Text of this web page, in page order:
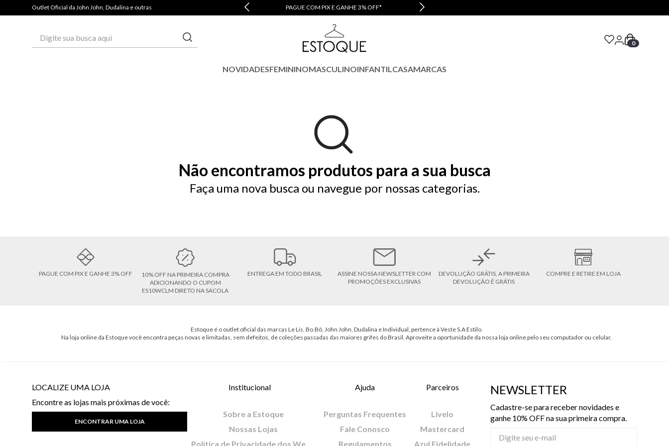
Outlet Oficial da John John, Dudalina e outras PAGUE COM PIX E GANHE 3% OFF*
0
NOVIDADESFEMININOMASCULINOINFANTILCASAMARCAS
Não encontramos produtos para a sua busca
Faça uma nova busca ou navegue por nossas categorias.
PAGUE COM PIX E GANHE 3% OFF
10% OFF NA PRIMEIRA COMPRA
ADICIONANDO O CUPOM
ES10WCLM DIRETO NA SACOLA
ENTREGA EM TODO BRASIL
ASSINE NOSSA NEWSLETTER COM
PROMOÇÕES EXCLUSIVAS
DEVOLUÇÃO GRÁTIS, A PRIMEIRA
DEVOLUÇÃO É GRÁTIS
COMPRE E RETIRE EM LOJA
Estoque é o outlet oficial das marcas Le Lis, Bo.Bô, John John, Dudalina e Individual, pertence à Veste S.A Estilo.
Na loja online da Estoque você encontra peças novas e limitadas, sem defeitos, de coleções passadas das maiores grifes do Brasil. Aproveite a oportunidade da nossa loja online pelo seu computador ou celular.
LOCALIZE UMA LOJA
Encontre as lojas mais próximas de você:
ENCONTRAR UMA LOJA
Institucional
Sobre a Estoque
Nossas Lojas
Ajuda
Perguntas Frequentes
Fale Conosco
Regulamentos
Parceiros
Livelo
Mastercard
Azul Fidelidade
NEWSLETTER
Cadastre-se para receber novidades e
ganhe 10% OFF na sua primeira compra.